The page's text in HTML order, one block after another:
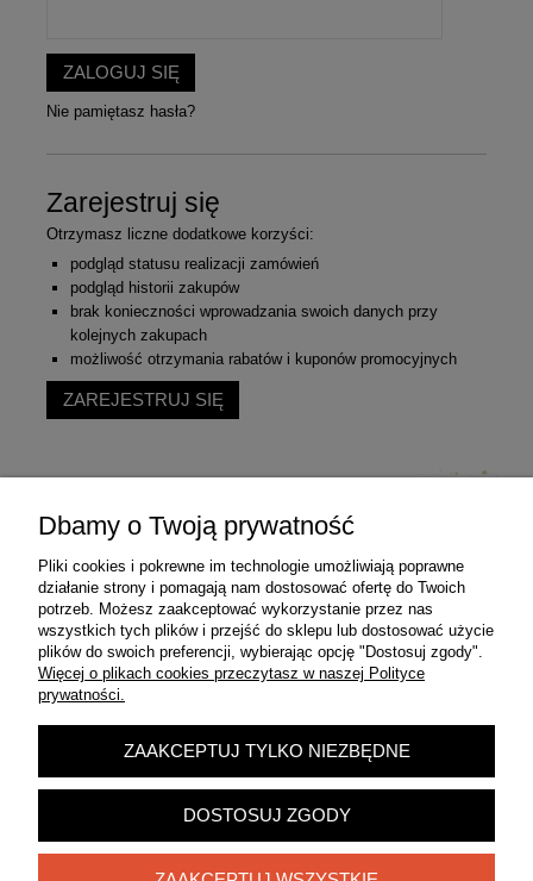
ZALOGUJ SIĘ
Nie pamiętasz hasła?
Zarejestruj się
Otrzymasz liczne dodatkowe korzyści:
podgląd statusu realizacji zamówień
podgląd historii zakupów
brak konieczności wprowadzania swoich danych przy
kolejnych zakupach
możliwość otrzymania rabatów i kuponów promocyjnych
ZAREJESTRUJ SIĘ
Pomoc
Moje konto
Dbamy o Twoją prywatność
Pliki cookies i pokrewne im technologie umożliwiają poprawne
działanie strony i pomagają nam dostosować ofertę do Twoich
potrzeb. Możesz zaakceptować wykorzystanie przez nas
wszystkich tych plików i przejść do sklepu lub dostosować użycie
plików do swoich preferencji, wybierając opcję "Dostosuj zgody".
Więcej o plikach cookies przeczytasz w naszej Polityce
prywatności.
ZAAKCEPTUJ TYLKO NIEZBĘDNE
DOSTOSUJ ZGODY